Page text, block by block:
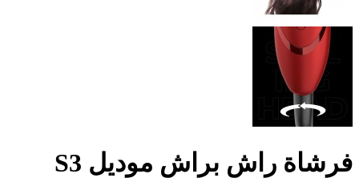
فرشاة راش براش موديل S3